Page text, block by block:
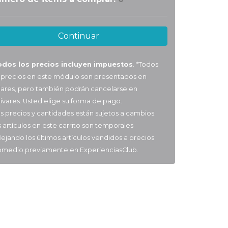
Continuar
los precios incluyen impuestos . *Todos
precios en este módulo son presentados en
pero también podrán cancelarse en
Usted elige su forma de pago.
precios y cantidades están sujetos a cambios.
artículos en este carrito son temporales
los últimos artículos vendidos a precios
previamente en ExperienciasClub.